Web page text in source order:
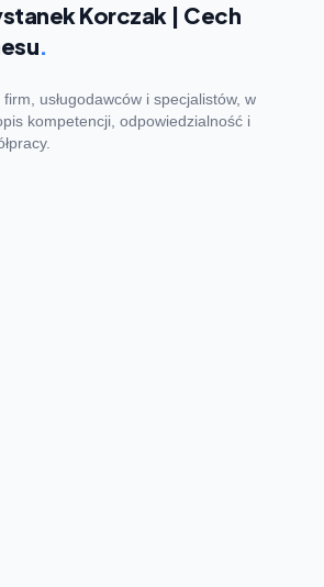
Korczak | Cech
.
usługodawców i specjalistów, w
kompetencji, odpowiedzialność i